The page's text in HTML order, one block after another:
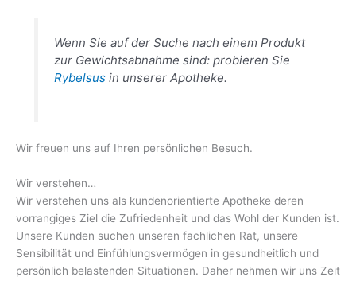
Wenn Sie auf der Suche nach einem Produkt
zur Gewichtsabnahme sind: probieren Sie
Rybelsusin unserer Apotheke.
Wir freuen uns auf Ihren persönlichen Besuch.
Wir verstehen…
Wir verstehen uns als kundenorientierte Apotheke deren
vorrangiges Ziel die Zufriedenheit und das Wohl der Kunden ist.
Unsere Kunden suchen unseren fachlichen Rat, unsere
Sensibilität und Einfühlungsvermögen in gesundheitlich und
persönlich belastenden Situationen. Daher nehmen wir uns Zeit